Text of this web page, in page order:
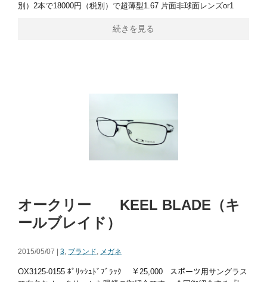
別）2本で18000円（税別）で超薄型1.67 片面非球面レンズor1
続きを見る
オークリー KEEL BLADE（キ
ールブレイド）
2015/05/07 | 3, ブランド, メガネ
OX3125-0155 ﾎﾟﾘｯｼｭﾄﾞﾌﾞﾗｯｸ ￥25,000 スポーツ用サングラス